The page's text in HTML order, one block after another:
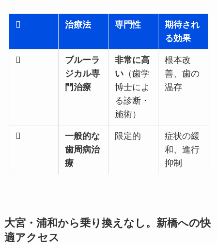
 治療法 専門性
期待され
る効果

ブルーラ
ジカル専
門治療
非常に高
い （歯学
博士によ
る診断・
施術）
根本改
善、歯の
温存

一般的な
歯周病治
療
限定的
症状の緩
和、進行
抑制
大宮・浦和から乗り換えなし。新橋への快
適アクセス